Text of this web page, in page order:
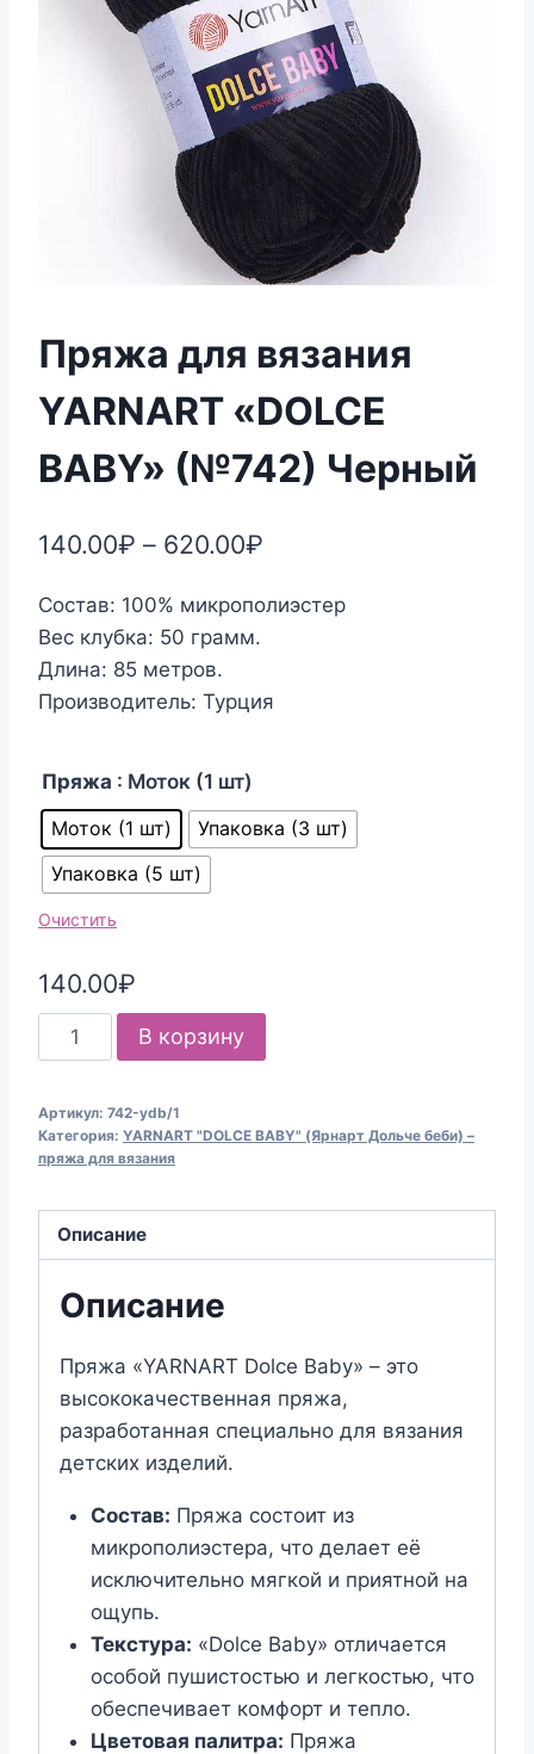
Пряжа для вязания
YARNART «DOLCE
BABY» (№742) Черный
140.00₽ – 620.00₽
Состав: 100% микрополиэстер
Вес клубка: 50 грамм.
Длина: 85 метров.
Производитель: Турция
Пряжа : Моток (1 шт)
Моток (1 шт)
Упаковка (3 шт)
Упаковка (5 шт)
Очистить
140.00₽
Количество
товара
для
вязания
"DOLCE
BABY"
Черный
В корзину
Артикул: 742-ydb/1
Категория: YARNART "DOLCE BABY" (Ярнарт Дольче беби) –
пряжа для вязания
Описание
Описание
Пряжа «YARNART Dolce Baby» – это
высококачественная пряжа,
разработанная специально для вязания
детских изделий.
Состав: Пряжа состоит из
микрополиэстера, что делает её
исключительно мягкой и приятной на
ощупь.
Текстура: «Dolce Baby» отличается
особой пушистостью и легкостью, что
обеспечивает комфорт и тепло.
Цветовая палитра: Пряжа